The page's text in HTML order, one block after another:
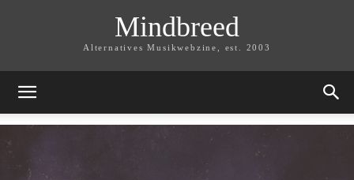
Mindbreed
Alternatives Musikwebzine, est. 2003